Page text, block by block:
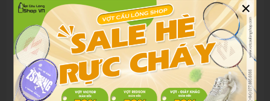
Smash
Trung
bình
Mạnh Trung bình
Tốc độ Nhanh
Trung
bình
Rất nhanh
Ưu điểm
×